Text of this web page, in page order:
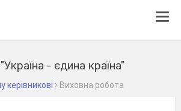
- єдина країна"
керівникові Виховна робота